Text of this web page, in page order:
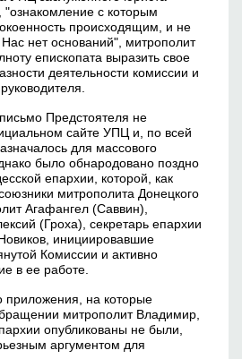
с которым
происходящим, и не
нет оснований", митрополит
епископата выразить свое
деятельности комиссии и
Предстоятеля не
сайте УПЦ и, по всей
для массового
было обнародовано поздно
епархии, которой, как
митрополита Донецкого
Агафангел (Саввин),
(Гроха), секретарь епархии
инициировавшие
Комиссии и активно
в ее работе.
приложения, на которые
митрополит Владимир,
опубликованы не были,
аргументом для